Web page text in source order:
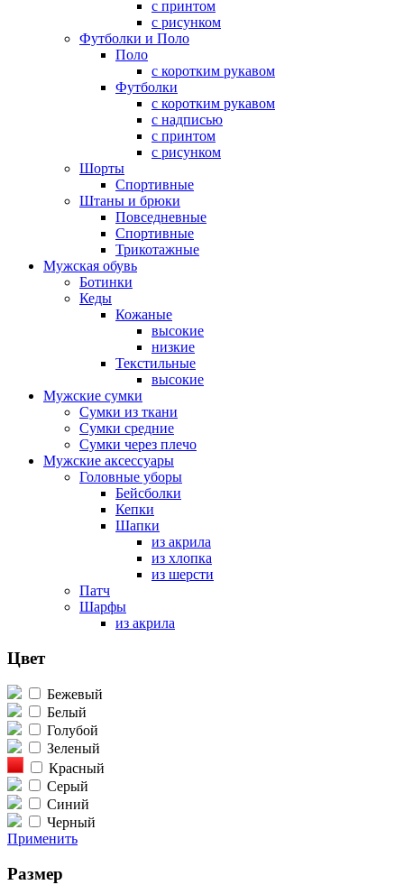
с принтом
с рисунком
Футболки и Поло
Поло
с коротким рукавом
Футболки
с коротким рукавом
с надписью
с принтом
с рисунком
Шорты
Спортивные
Штаны и брюки
Повседневные
Спортивные
Трикотажные
Мужская обувь
Ботинки
Кеды
Кожаные
высокие
низкие
Текстильные
высокие
Мужские сумки
Сумки из ткани
Сумки средние
Сумки через плечо
Мужские аксессуары
Головные уборы
Бейсболки
Кепки
Шапки
из акрила
из хлопка
из шерсти
Патч
Шарфы
из акрила
Цвет
Бежевый
Белый
Голубой
Зеленый
Красный
Серый
Синий
Черный
Применить
Размер